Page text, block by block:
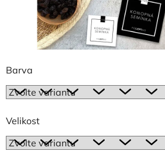
Barva
Velikost